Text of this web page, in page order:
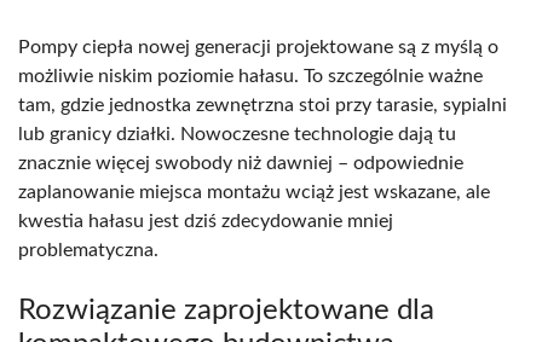
Pompy ciepła nowej generacji projektowane są z myślą o
możliwie niskim poziomie hałasu. To szczególnie ważne
tam, gdzie jednostka zewnętrzna stoi przy tarasie, sypialni
lub granicy działki. Nowoczesne technologie dają tu
znacznie więcej swobody niż dawniej – odpowiednie
zaplanowanie miejsca montażu wciąż jest wskazane, ale
kwestia hałasu jest dziś zdecydowanie mniej
problematyczna.
Rozwiązanie zaprojektowane dla